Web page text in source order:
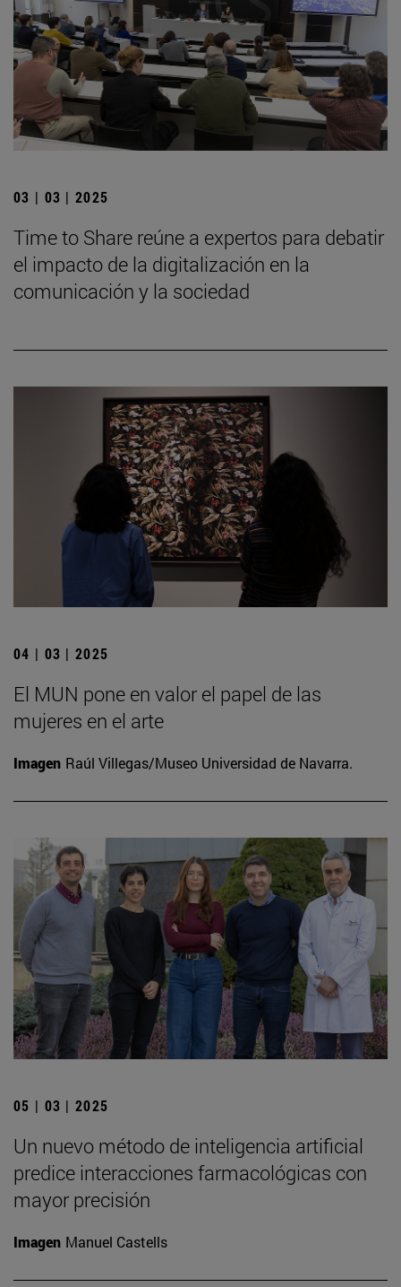
03 | 03 | 2025
Time to Share reúne a expertos para debatir
el impacto de la digitalización en la
comunicación y la sociedad
04 | 03 | 2025
El MUN pone en valor el papel de las
mujeres en el arte
Imagen Raúl Villegas/Museo Universidad de Navarra.
05 | 03 | 2025
Un nuevo método de inteligencia artificial
predice interacciones farmacológicas con
mayor precisión
Imagen Manuel Castells